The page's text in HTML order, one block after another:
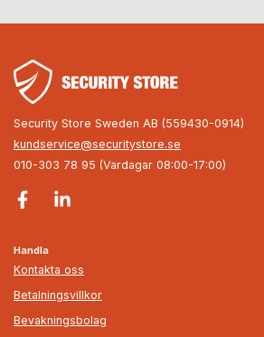
Security Store Sweden AB (559430-0914)
kundservice@securitystore.se
010-303 78 95 (Vardagar 08:00-17:00)
Handla
Kontakta oss
Betalningsvillkor
Bevakningsbolag